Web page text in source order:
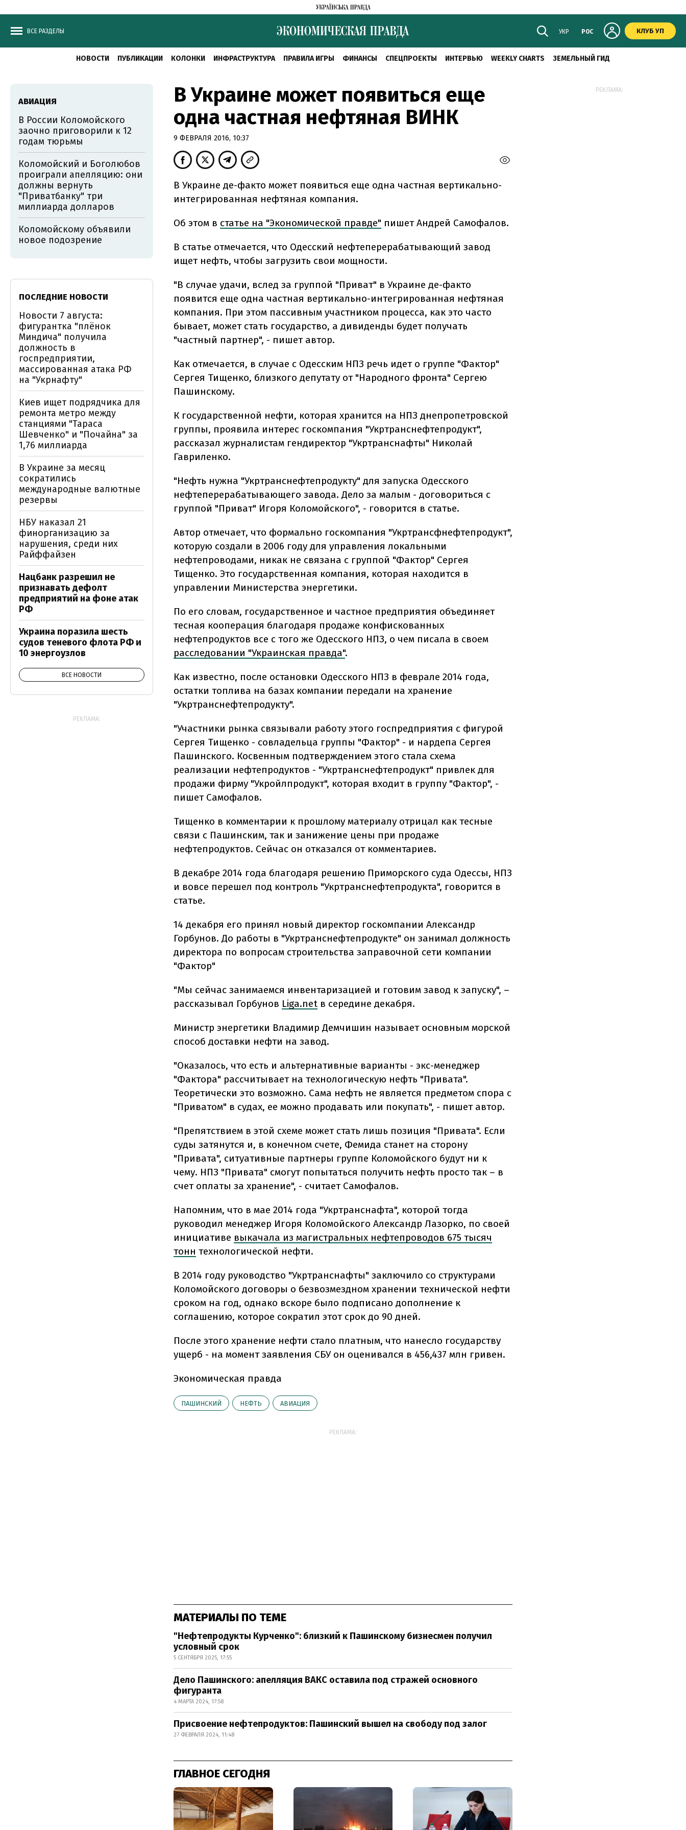
ВСЕ РАЗДЕЛЫ УКР РОС КЛУБ УП
НОВОСТИ ПУБЛИКАЦИИ КОЛОНКИ ИНФРАСТРУКТУРА ПРАВИЛА ИГРЫ ФИНАНСЫ СПЕЦПРОЕКТЫ ИНТЕРВЬЮ WEEKLY CHARTS ЗЕМЕЛЬНЫЙ ГИД
В Украине может появиться еще
одна частная нефтяная ВИНК
9 ФЕВРАЛЯ 2016, 10:37
В Украине де-факто может появиться еще одна частная вертикально-
интегрированная нефтяная компания.
Об этом в статье на "Экономической правде" пишет Андрей Самофалов.
В статье отмечается, что Одесский нефтеперерабатывающий завод
ищет нефть, чтобы загрузить свои мощности.
"В случае удачи, вслед за группой "Приват" в Украине де-факто
появится еще одна частная вертикально-интегрированная нефтяная
компания. При этом пассивным участником процесса, как это часто
бывает, может стать государство, а дивиденды будет получать
"частный партнер", - пишет автор.
Как отмечается, в случае с Одесским НПЗ речь идет о группе "Фактор"
Сергея Тищенко, близкого депутату от "Народного фронта" Сергею
Пашинскому.
К государственной нефти, которая хранится на НПЗ днепропетровской
группы, проявила интерес госкомпания "Укртранснефтепродукт",
рассказал журналистам гендиректор "Укртранснафты" Николай
Гавриленко.
"Нефть нужна "Укртранснефтепродукту" для запуска Одесского
нефтеперерабатывающего завода. Дело за малым - договориться с
группой "Приват" Игоря Коломойского", - говорится в статье.
Автор отмечает, что формально госкомпания "Укртрансфнефтепродукт",
которую создали в 2006 году для управления локальными
нефтепроводами, никак не связана с группой "Фактор" Сергея
Тищенко. Это государственная компания, которая находится в
управлении Министерства энергетики.
По его словам, государственное и частное предприятия объединяет
тесная кооперация благодаря продаже конфискованных
нефтепродуктов все с того же Одесского НПЗ, о чем писала в своем
расследовании "Украинская правда".
Как известно, после остановки Одесского НПЗ в феврале 2014 года,
остатки топлива на базах компании передали на хранение
"Укртранснефтепродукту".
"Участники рынка связывали работу этого госпредприятия с фигурой
Сергея Тищенко - совладельца группы "Фактор" - и нардепа Сергея
Пашинского. Косвенным подтверждением этого стала схема
реализации нефтепродуктов - "Укртранснефтепродукт" привлек для
продажи фирму "Укройлпродукт", которая входит в группу "Фактор", -
пишет Самофалов.
Тищенко в комментарии к прошлому материалу отрицал как тесные
связи с Пашинским, так и занижение цены при продаже
нефтепродуктов. Сейчас он отказался от комментариев.
В декабре 2014 года благодаря решению Приморского суда Одессы, НПЗ
и вовсе перешел под контроль "Укртранснефтепродукта", говорится в
статье.
14 декабря его принял новый директор госкомпании Александр
Горбунов. До работы в "Укртранснефтепродукте" он занимал должность
директора по вопросам строительства заправочной сети компании
"Фактор"
"Мы сейчас занимаемся инвентаризацией и готовим завод к запуску", –
рассказывал Горбунов Liga.net в середине декабря.
Министр энергетики Владимир Демчишин называет основным морской
способ доставки нефти на завод.
"Оказалось, что есть и альтернативные варианты - экс-менеджер
"Фактора" рассчитывает на технологическую нефть "Привата".
Теоретически это возможно. Сама нефть не является предметом спора с
"Приватом" в судах, ее можно продавать или покупать", - пишет автор.
"Препятствием в этой схеме может стать лишь позиция "Привата". Если
суды затянутся и, в конечном счете, Фемида станет на сторону
"Привата", ситуативные партнеры группе Коломойского будут ни к
чему. НПЗ "Привата" смогут попытаться получить нефть просто так – в
счет оплаты за хранение", - считает Самофалов.
Напомним, что в мае 2014 года "Укртранснафта", которой тогда
руководил менеджер Игоря Коломойского Александр Лазорко, по своей
инициативе выкачала из магистральных нефтепроводов 675 тысяч
тонн технологической нефти.
В 2014 году руководство "Укртранснафты" заключило со структурами
Коломойского договоры о безвозмездном хранении технической нефти
сроком на год, однако вскоре было подписано дополнение к
соглашению, которое сократил этот срок до 90 дней.
После этого хранение нефти стало платным, что нанесло государству
ущерб - на момент заявления СБУ он оценивался в 456,437 млн гривен.
Экономическая правда
ПАШИНСКИЙ НЕФТЬ АВИАЦИЯ
РЕКЛАМА:
МАТЕРИАЛЫ ПО ТЕМЕ
"Нефтепродукты Курченко": близкий к Пашинскому бизнесмен получил
условный срок
5 СЕНТЯБРЯ 2025, 17:55
Дело Пашинского: апелляция ВАКС оставила под стражей основного
фигуранта
4 МАРТА 2024, 17:58
Присвоение нефтепродуктов: Пашинский вышел на свободу под залог
27 ФЕВРАЛЯ 2024, 11:48
ГЛАВНОЕ СЕГОДНЯ
АВИАЦИЯ
В России Коломойского
заочно приговорили к 12
годам тюрьмы
Коломойский и Боголюбов
проиграли апелляцию: они
должны вернуть
"Приватбанку" три
миллиарда долларов
Коломойскому объявили
новое подозрение
ПОСЛЕДНИЕ НОВОСТИ
Новости 7 августа:
фигурантка "плёнок
Миндича" получила
должность в
госпредприятии,
массированная атака РФ
на "Укрнафту"
Киев ищет подрядчика для
ремонта метро между
станциями "Тараса
Шевченко" и "Почайна" за
1,76 миллиарда
В Украине за месяц
сократились
международные валютные
резервы
НБУ наказал 21
финорганизацию за
нарушения, среди них
Райффайзен
Нацбанк разрешил не
признавать дефолт
предприятий на фоне атак
РФ
Украина поразила шесть
судов теневого флота РФ и
10 энергоузлов
ВСЕ НОВОСТИ
РЕКЛАМА:
РЕКЛАМА: